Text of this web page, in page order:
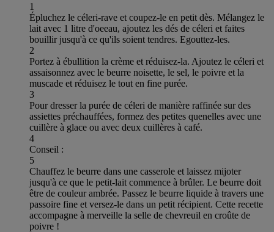
1
Épluchez le céleri-rave et coupez-le en petit dès. Mélangez le
lait avec 1 litre d'oeeau, ajoutez les dés de céleri et faites
bouillir jusqu'à ce qu'ils soient tendres. Egouttez-les.
2
Portez à ébullition la crème et réduisez-la. Ajoutez le céleri et
assaisonnez avec le beurre noisette, le sel, le poivre et la
muscade et réduisez le tout en fine purée.
3
Pour dresser la purée de céleri de manière raffinée sur des
assiettes préchauffées, formez des petites quenelles avec une
cuillère à glace ou avec deux cuillères à café.
4
Conseil :
5
Chauffez le beurre dans une casserole et laissez mijoter
jusqu'à ce que le petit-lait commence à brûler. Le beurre doit
être de couleur ambrée. Passez le beurre liquide à travers une
passoire fine et versez-le dans un petit récipient. Cette recette
accompagne à merveille la selle de chevreuil en croûte de
poivre !